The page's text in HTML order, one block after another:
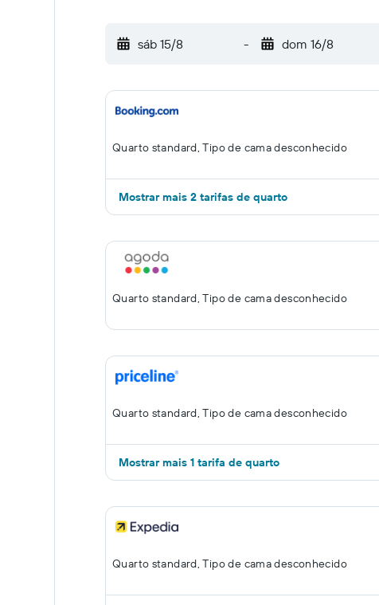
sáb 15/8 - dom 16/8
Quarto standard, Tipo de cama desconhecido
Mostrar mais 2 tarifas de quarto
Quarto standard, Tipo de cama desconhecido
Quarto standard, Tipo de cama desconhecido
Mostrar mais 1 tarifa de quarto
Quarto standard, Tipo de cama desconhecido